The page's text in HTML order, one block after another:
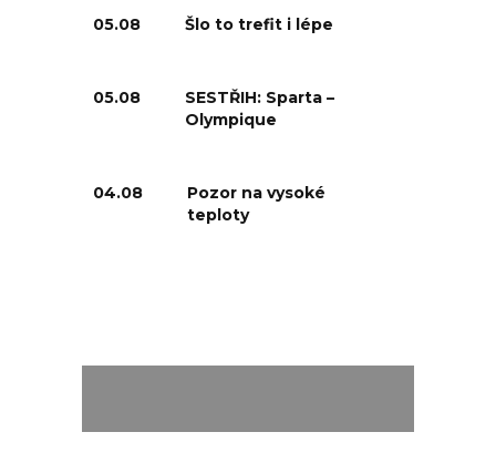
05.08 Šlo to trefit i lépe
05.08
SESTŘIH: Sparta –
Olympique
04.08
Pozor na vysoké
teploty